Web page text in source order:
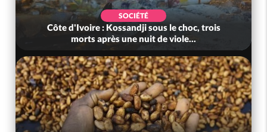
SOCIÉTÉ
Côte d'Ivoire : Kossandji sous le choc, trois
morts après une nuit de viole...